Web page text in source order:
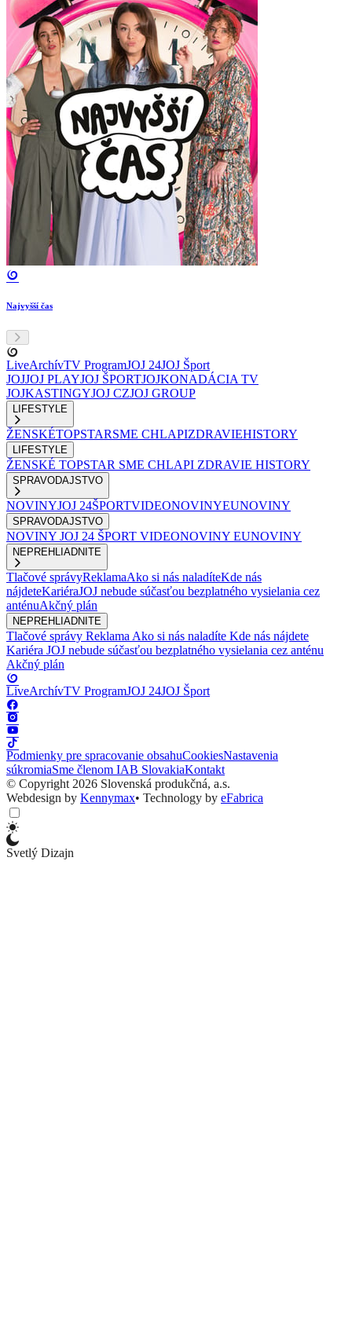
Najvyšší čas
LiveArchívTV ProgramJOJ 24JOJ Šport
JOJJOJ PLAYJOJ ŠPORTJOJKONADÁCIA TV
JOJKASTINGYJOJ CZJOJ GROUP
LIFESTYLE
ŽENSKÉTOPSTARSME CHLAPIZDRAVIEHISTORY
LIFESTYLE
ŽENSKÉ TOPSTAR SME CHLAPI ZDRAVIE HISTORY
SPRAVODAJSTVO
NOVINYJOJ 24ŠPORTVIDEONOVINYEUNOVINY
SPRAVODAJSTVO
NOVINY JOJ 24 ŠPORT VIDEONOVINY EUNOVINY
NEPREHLIADNITE
Tlačové správyReklamaAko si nás naladíteKde nás
nájdeteKariéraJOJ nebude súčasťou bezplatného vysielania cez
anténuAkčný plán
NEPREHLIADNITE
Tlačové správy Reklama Ako si nás naladíte Kde nás nájdete
Kariéra JOJ nebude súčasťou bezplatného vysielania cez anténu
Akčný plán
LiveArchívTV ProgramJOJ 24JOJ Šport
Podmienky pre spracovanie obsahuCookiesNastavenia
súkromiaSme členom IAB SlovakiaKontakt
© Copyright 2026 Slovenská produkčná, a.s.
Webdesign by Kennymax• Technology by eFabrica
Svetlý Dizajn